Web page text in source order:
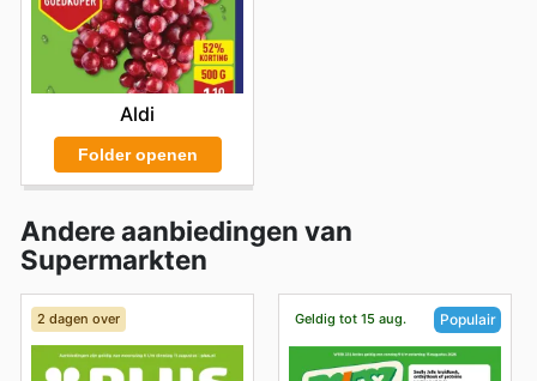
Aldi
Folder openen
Andere aanbiedingen van
Supermarkten
2 dagen over Geldig tot 15 aug. Populair